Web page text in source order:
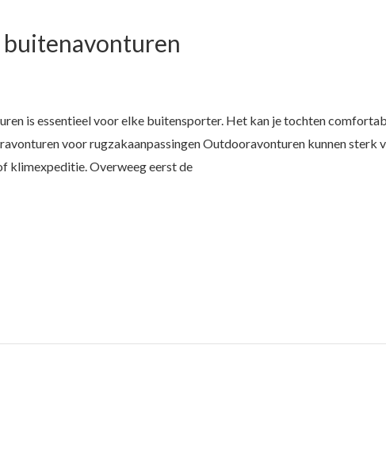
buitenavonturen
is essentieel voor elke buitensporter. Het kan je tochten
voor rugzakaanpassingen Outdooravonturen kunnen sterk
klimexpeditie. Overweeg eerst de